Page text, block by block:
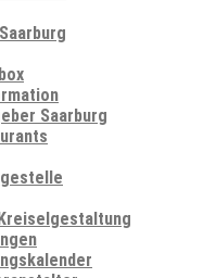
Saarburg